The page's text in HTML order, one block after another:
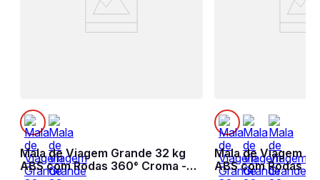
Mala de Viagem Grande 32 kg
ABS com Rodas 360° Croma -
Mala de Viagem
ABS com Rodas